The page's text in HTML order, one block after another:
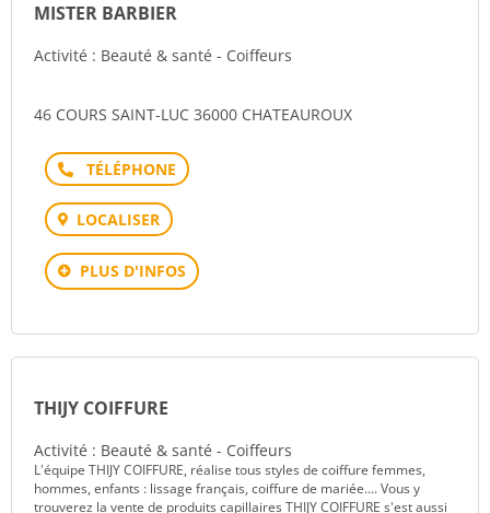
MISTER BARBIER
Activité : Beauté & santé - Coiffeurs
46 COURS SAINT-LUC 36000 CHATEAUROUX
Téléphone
LOCALISER
PLUS D'INFOS
THIJY COIFFURE
Activité : Beauté & santé - Coiffeurs
L'équipe THIJY COIFFURE, réalise tous styles de coiffure femmes,
hommes, enfants : lissage français, coiffure de mariée.... Vous y
trouverez la vente de produits capillaires THIJY COIFFURE s'est aussi